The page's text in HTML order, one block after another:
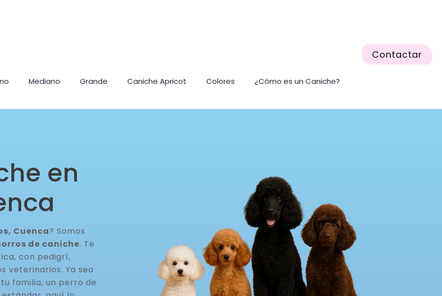
Mediano Grande Caniche Apricot Colores ¿Cómo es un Caniche?
Contactar
en
Cuenca? Somos
de caniche. Te
con pedigrí,
veterinarios. Ya sea
familia, un perro de